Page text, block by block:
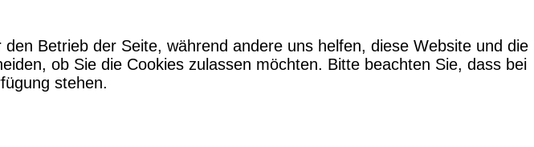
Betrieb der Seite, während andere uns helfen, diese Website und die
ob Sie die Cookies zulassen möchten. Bitte beachten Sie, dass bei
stehen.